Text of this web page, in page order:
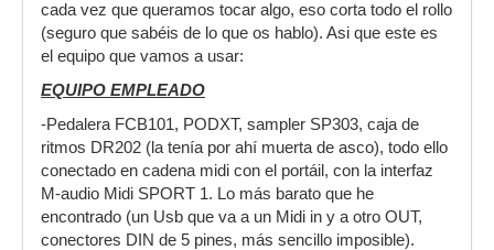
cada vez que queramos tocar algo, eso corta todo el rollo
(seguro que sabéis de lo que os hablo). Asi que este es
el equipo que vamos a usar:
EQUIPO EMPLEADO
-Pedalera FCB101, PODXT, sampler SP303, caja de
ritmos DR202 (la tenía por ahí muerta de asco), todo ello
conectado en cadena midi con el portáil, con la interfaz
M-audio Midi SPORT 1. Lo más barato que he
encontrado (un Usb que va a un Midi in y a otro OUT,
conectores DIN de 5 pines, más sencillo imposible).